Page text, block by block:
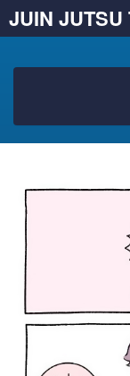
JUIN